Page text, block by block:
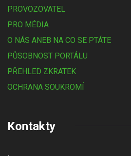
PROVOZOVATEL
PRO MÉDIA
O NÁS ANEB NA CO SE PTÁTE
PŮSOBNOST PORTÁLU
PŘEHLED ZKRATEK
OCHRANA SOUKROMÍ
Kontakty